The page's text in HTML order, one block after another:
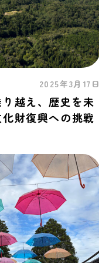
2025年3月17日
り越え、歴史を未
財復興への挑戦